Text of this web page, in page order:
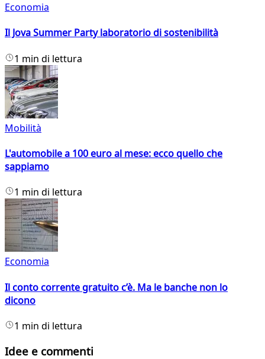
Economia
Il Jova Summer Party laboratorio di sostenibilità
1 min di lettura
Mobilità
L'automobile a 100 euro al mese: ecco quello che
sappiamo
1 min di lettura
Economia
Il conto corrente gratuito c’è. Ma le banche non lo
dicono
1 min di lettura
Idee e commenti